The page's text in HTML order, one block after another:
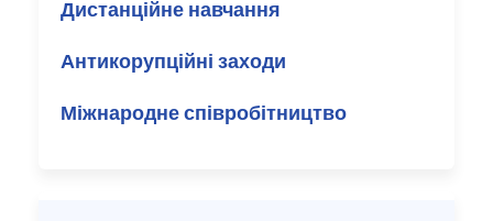
Дистанційне навчання
Антикорупційні заходи
Міжнародне співробітництво